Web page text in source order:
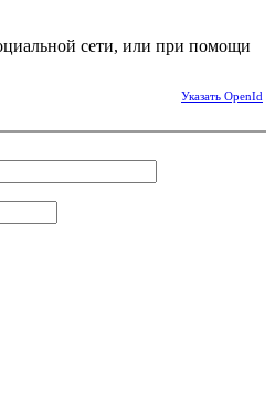
сети, или при помощи
Указать OpenId